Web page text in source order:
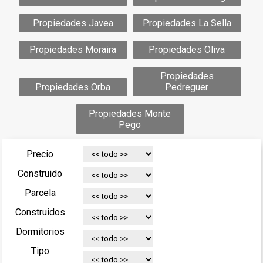
Propiedades Javea Propiedades La Sella
Propiedades Moraira Propiedades Oliva
Propiedades Orba
Propiedades
Pedreguer
Propiedades Monte
Pego
Precio
Construido
Parcela
Construidos
Dormitorios
Tipo